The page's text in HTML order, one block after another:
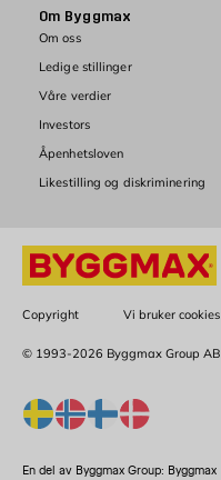
Om Byggmax
Om oss
Ledige stillinger
Våre verdier
Investors
Åpenhetsloven
Likestilling og diskriminering
Copyright Vi bruker cookies
© 1993-2026 Byggmax Group AB
En del av Byggmax Group: Byggmax